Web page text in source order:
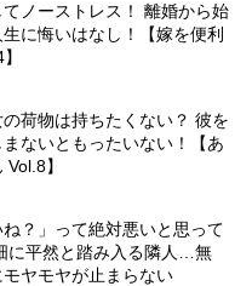
ノーストレス！ 離婚から始
に悔いはなし！【嫁を便利
荷物は持ちたくない？ 彼を
ないともったいない！【あ
】
ね？」って絶対悪いと思って
に平然と踏み入る隣人…無
ヤモヤが止まらない